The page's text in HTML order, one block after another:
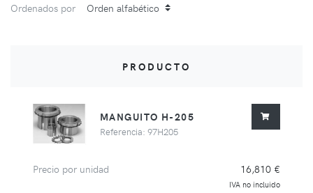
Ordenados por
PRODUCTO
MANGUITO H-205
Referencia: 97H205
Precio por unidad 16,810 €
IVA no incluido